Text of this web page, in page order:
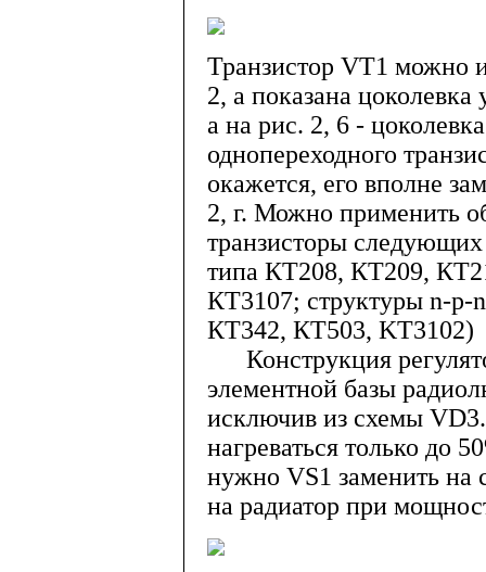
Транзистор VT1 можно
2, а показана цоколевка
а на рис. 2, 6 -
однопереходного
окажется, его вполне
2, г. Можно применить
транзисторы
типа КТ208, КТ209,
КТ3107; структуры n-
КТ342, КТ503, KT3102)
Конструкция
элементной базы
исключив из схемы
нагреваться только до
нужно VS1 заменить на
на радиатор при